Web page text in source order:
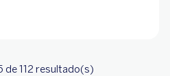
de 112 resultado(s)